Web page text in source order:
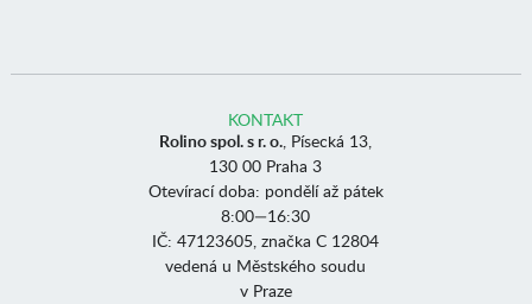
KONTAKT
Rolino spol. s r. o., Písecká 13,
130 00 Praha 3
Otevírací doba: pondělí až pátek
8:00—16:30
IČ: 47123605, značka C 12804
vedená u Městského soudu
v Praze